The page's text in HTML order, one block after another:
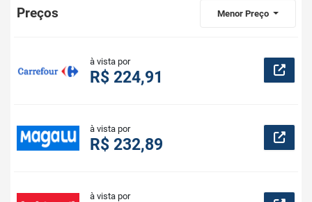
Preços Menor Preço
à vista por
R$ 224,91
à vista por
R$ 232,89
à vista por